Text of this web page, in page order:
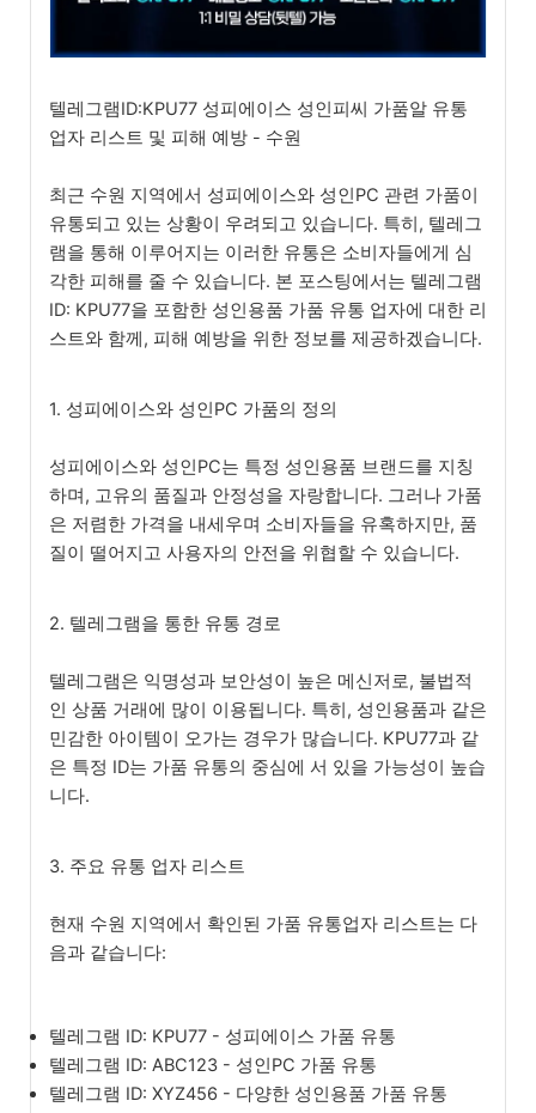
텔레그램ID:KPU77 성피에이스 성인피씨 가품알 유통
업자 리스트 및 피해 예방 - 수원
최근 수원 지역에서 성피에이스와 성인PC 관련 가품이
유통되고 있는 상황이 우려되고 있습니다. 특히, 텔레그
램을 통해 이루어지는 이러한 유통은 소비자들에게 심
각한 피해를 줄 수 있습니다. 본 포스팅에서는 텔레그램
ID: KPU77을 포함한 성인용품 가품 유통 업자에 대한 리
스트와 함께, 피해 예방을 위한 정보를 제공하겠습니다.
1. 성피에이스와 성인PC 가품의 정의
성피에이스와 성인PC는 특정 성인용품 브랜드를 지칭
하며, 고유의 품질과 안정성을 자랑합니다. 그러나 가품
은 저렴한 가격을 내세우며 소비자들을 유혹하지만, 품
질이 떨어지고 사용자의 안전을 위협할 수 있습니다.
2. 텔레그램을 통한 유통 경로
텔레그램은 익명성과 보안성이 높은 메신저로, 불법적
인 상품 거래에 많이 이용됩니다. 특히, 성인용품과 같은
민감한 아이템이 오가는 경우가 많습니다. KPU77과 같
은 특정 ID는 가품 유통의 중심에 서 있을 가능성이 높습
니다.
3. 주요 유통 업자 리스트
현재 수원 지역에서 확인된 가품 유통업자 리스트는 다
음과 같습니다:
텔레그램 ID: KPU77 - 성피에이스 가품 유통
텔레그램 ID: ABC123 - 성인PC 가품 유통
텔레그램 ID: XYZ456 - 다양한 성인용품 가품 유통